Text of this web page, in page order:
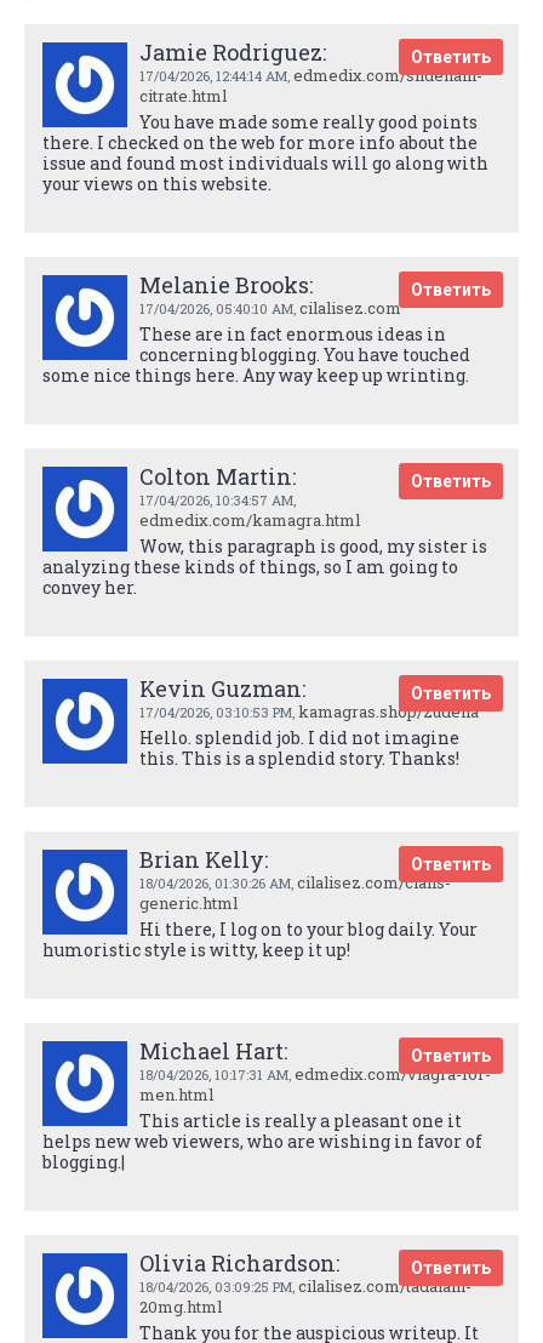
Jamie Rodriguez:
17/04/2026, 12:44:14 AM, edmedix.com/sildenafil-
citrate.html
Ответить
You have made some really good points
there. I checked on the web for more info about the
issue and found most individuals will go along with
your views on this website.
Melanie Brooks:
17/04/2026, 05:40:10 AM, cilalisez.com
Ответить
These are in fact enormous ideas in
concerning blogging. You have touched
some nice things here. Any way keep up wrinting.
Colton Martin:
17/04/2026, 10:34:57 AM,
edmedix.com/kamagra.html
Ответить
Wow, this paragraph is good, my sister is
analyzing these kinds of things, so I am going to
convey her.
Kevin Guzman:
17/04/2026, 03:10:53 PM, kamagras.shop/zudena
Ответить
Hello. splendid job. I did not imagine
this. This is a splendid story. Thanks!
Brian Kelly:
18/04/2026, 01:30:26 AM, cilalisez.com/cialis-
generic.html
Ответить
Hi there, I log on to your blog daily. Your
humoristic style is witty, keep it up!
Michael Hart:
18/04/2026, 10:17:31 AM, edmedix.com/viagra-for-
men.html
Ответить
This article is really a pleasant one it
helps new web viewers, who are wishing in favor of
blogging.|
Olivia Richardson:
18/04/2026, 03:09:25 PM, cilalisez.com/tadalafil-
20mg.html
Ответить
Thank you for the auspicious writeup. It